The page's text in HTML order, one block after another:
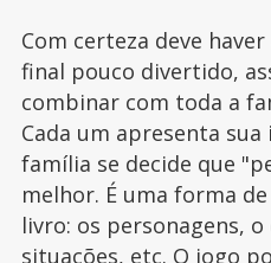
Com certeza deve
final pouco divertido,
combinar com toda a
Cada um apresenta
família se decide que
melhor. É uma forma
livro: os personagens,
situações, etc. O jogo